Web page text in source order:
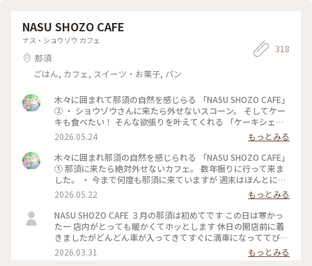
NASU SHOZO CAFE
ナス・ショウゾウ カフェ
那須
ごはん, カフェ, スイーツ・お菓子, パン
318
木々に囲まれて那須の自然を感じらる 「NASU SHOZO CAFE」
② ・ ショウゾウさんに来たら外せないスコーン。 そしてケー
キも食べたい！ そんな欲張りを叶えてくれる 「ケーキシェス
タ」 私はかぼちゃプリン、 相方はレモンのレアチーズケー
キ。 ・ スコーンはさくっとほろっと食感。 ベリージャムと固
めにホイップした 生クリームが最高に合い かぼちゃプリンも
濃厚で美味しかった。 ・ そして SHOZOさんの空気感や 那須
高原の自然を感じながら 日常から離れゆるりと過ごせる 唯一
無二のカフェ とっても素敵なカフェでした。 #ちいさな列車旅
#那須高原 #那須カフェ #ナスショウゾウカフェ #木漏れ日のカ
フェ
2026.05.24
もっとみる
木々に囲まれ那須の自然を感じられる 「NASU SHOZO CAFE」
① 那須に来たら絶対外せないカフェ。 数年振りに行って来ま
した。 ・ 今まで何度も那須に来ていますが 週末はほんとに混
んでいて 1、2時間待ちは当たり前で ずっと諦めていました。
（季節にもよるかな） 今回は平日に行けたので それほど待た
ずに案内して頂けました。 ・ そして、気になっていた ワイン
グラスに注がれた ホットのウインナーコーヒーを 那須の自然
を感じられる テラス席で鳥の囀りをBGMに ゆるりと美味しい
時間を。 ・ 店内も魅力的で素敵。 ・ #ナスショウゾウカフェ
#nasushozocafe #那須高原#那須カフェ#ちいさな列車旅
2026.05.22
もっとみる
NASU SHOZO CAFE ３月の那須は初めてです この日は寒かっ
たー 店内がとっても暖かくてホッとします 休日の開店前に着
きましたがどんどん車が入ってきてすぐに満車になっててびっ
くり👀 トーストセットとサンドウィッチセット かぼちゃプリ
ンと白いチーズケーキもオーダーしたけど写真忘れました…ち
2026.03.31 もっとみる